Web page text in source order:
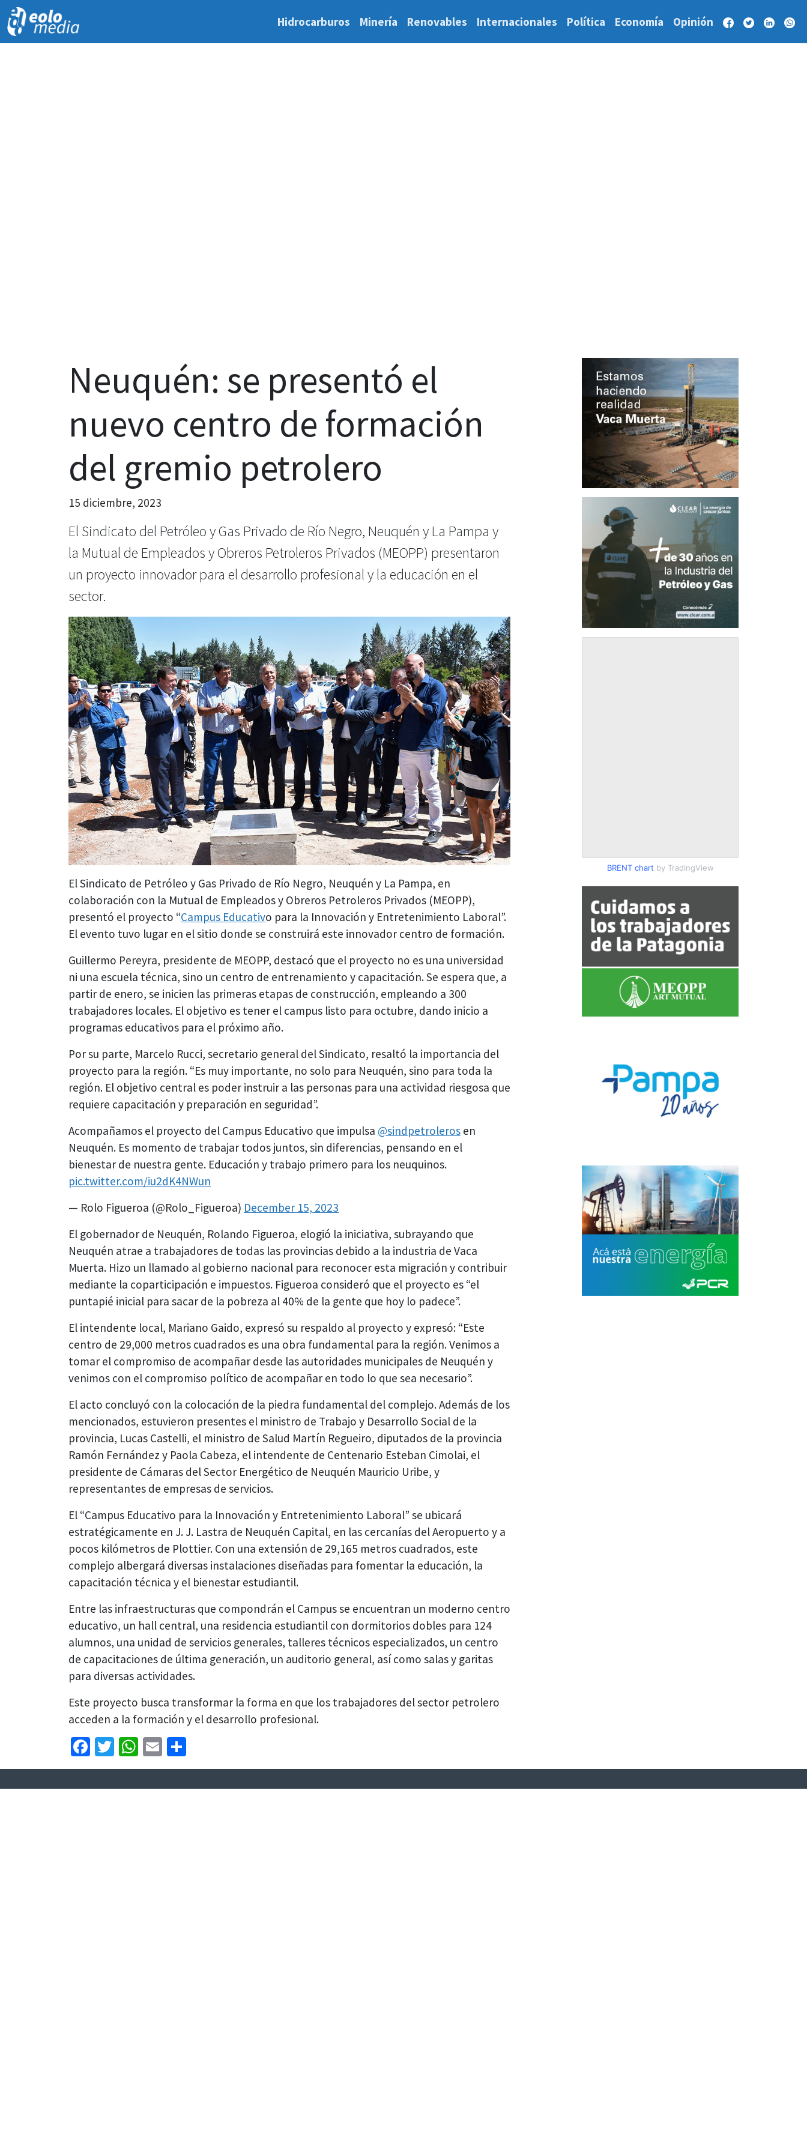
Hidrocarburos Minería Renovables Internacionales Política Economía Opinión
Neuquén: se presentó el
nuevo centro de formación
del gremio petrolero
15 diciembre, 2023
El Sindicato del Petróleo y Gas Privado de Río Negro, Neuquén y La Pampa y
la Mutual de Empleados y Obreros Petroleros Privados (MEOPP) presentaron
un proyecto innovador para el desarrollo profesional y la educación en el
sector.
El Sindicato de Petróleo y Gas Privado de Río Negro, Neuquén y La Pampa, en
colaboración con la Mutual de Empleados y Obreros Petroleros Privados (MEOPP),
presentó el proyecto “Campus Educativo para la Innovación y Entretenimiento Laboral”.
El evento tuvo lugar en el sitio donde se construirá este innovador centro de formación.
Guillermo Pereyra, presidente de MEOPP, destacó que el proyecto no es una universidad
ni una escuela técnica, sino un centro de entrenamiento y capacitación. Se espera que, a
partir de enero, se inicien las primeras etapas de construcción, empleando a 300
trabajadores locales. El objetivo es tener el campus listo para octubre, dando inicio a
programas educativos para el próximo año.
Por su parte, Marcelo Rucci, secretario general del Sindicato, resaltó la importancia del
proyecto para la región. “Es muy importante, no solo para Neuquén, sino para toda la
región. El objetivo central es poder instruir a las personas para una actividad riesgosa que
requiere capacitación y preparación en seguridad”.
Acompañamos el proyecto del Campus Educativo que impulsa @sindpetroleros en
Neuquén. Es momento de trabajar todos juntos, sin diferencias, pensando en el
bienestar de nuestra gente. Educación y trabajo primero para los neuquinos.
pic.twitter.com/iu2dK4NWun
— Rolo Figueroa (@Rolo_Figueroa) December 15, 2023
El gobernador de Neuquén, Rolando Figueroa, elogió la iniciativa, subrayando que
Neuquén atrae a trabajadores de todas las provincias debido a la industria de Vaca
Muerta. Hizo un llamado al gobierno nacional para reconocer esta migración y contribuir
mediante la coparticipación e impuestos. Figueroa consideró que el proyecto es “el
puntapié inicial para sacar de la pobreza al 40% de la gente que hoy lo padece”.
El intendente local, Mariano Gaido, expresó su respaldo al proyecto y expresó: “Este
centro de 29,000 metros cuadrados es una obra fundamental para la región. Venimos a
tomar el compromiso de acompañar desde las autoridades municipales de Neuquén y
venimos con el compromiso político de acompañar en todo lo que sea necesario”.
El acto concluyó con la colocación de la piedra fundamental del complejo. Además de los
mencionados, estuvieron presentes el ministro de Trabajo y Desarrollo Social de la
provincia, Lucas Castelli, el ministro de Salud Martín Regueiro, diputados de la provincia
Ramón Fernández y Paola Cabeza, el intendente de Centenario Esteban Cimolai, el
presidente de Cámaras del Sector Energético de Neuquén Mauricio Uribe, y
representantes de empresas de servicios.
El “Campus Educativo para la Innovación y Entretenimiento Laboral” se ubicará
estratégicamente en J. J. Lastra de Neuquén Capital, en las cercanías del Aeropuerto y a
pocos kilómetros de Plottier. Con una extensión de 29,165 metros cuadrados, este
complejo albergará diversas instalaciones diseñadas para fomentar la educación, la
capacitación técnica y el bienestar estudiantil.
Entre las infraestructuras que compondrán el Campus se encuentran un moderno centro
educativo, un hall central, una residencia estudiantil con dormitorios dobles para 124
alumnos, una unidad de servicios generales, talleres técnicos especializados, un centro
de capacitaciones de última generación, un auditorio general, así como salas y garitas
para diversas actividades.
Este proyecto busca transformar la forma en que los trabajadores del sector petrolero
acceden a la formación y el desarrollo profesional.
Facebook
Twitter
WhatsApp
Email
BRENT chart by TradingView